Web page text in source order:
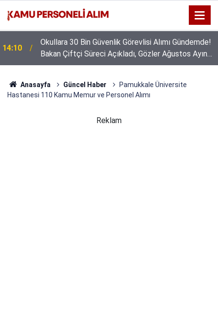
14:10
Okullara 30 Bin Güvenlik Görevlisi Alımı Gündemde!
Bakan Çiftçi Süreci Açıkladı, Gözler Ağustos Ayına
Çevrildi
Anasayfa Güncel Haber
Pamukkale Üniversite
Hastanesi 110 Kamu Memur ve Personel Alımı
Reklam